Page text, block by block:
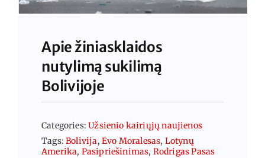
Apie žiniasklaidos
nutylimą sukilimą
Bolivijoje
Categories:Užsienio kairiųjų naujienos
Tags:Bolivija, Evo Moralesas, Lotynų
Amerika, Pasipriešinimas, Rodrigas Pasas